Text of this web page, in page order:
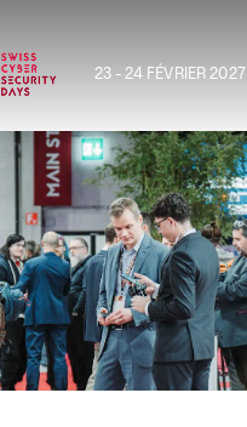
23 - 24 FÉVRIER 2027